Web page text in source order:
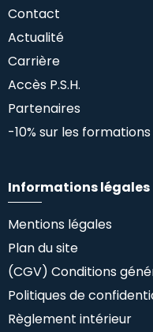
Contact
Actualité
Carrière
Accès P.S.H.
Partenaires
-10% sur les
Informations légales
Mentions légales
Plan du site
(CGV) Conditions
Politiques de
Règlement intérieur